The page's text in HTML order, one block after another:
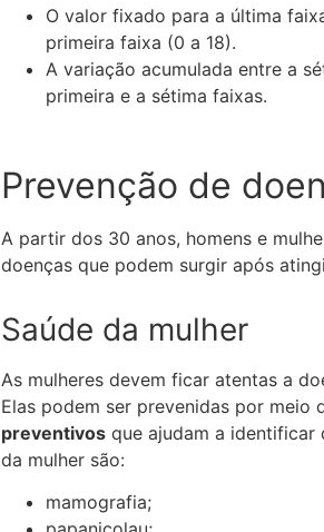
O valor fixado para a última
primeira faixa (0 a 18).
A variação acumulada entre a
primeira e a sétima faixas.
Prevenção de
A partir dos 30 anos, homens e
doenças que podem surgir após
Saúde da mulher
As mulheres devem ficar atentas a
Elas podem ser prevenidas por meio
preventivos que ajudam a identificar
da mulher são:
mamografia;